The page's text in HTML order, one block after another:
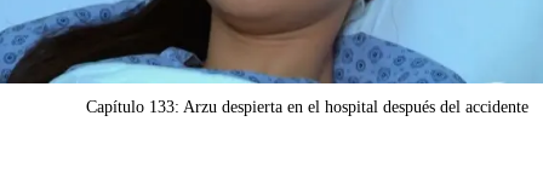
Capítulo 133: Arzu despierta en el hospital después del accidente